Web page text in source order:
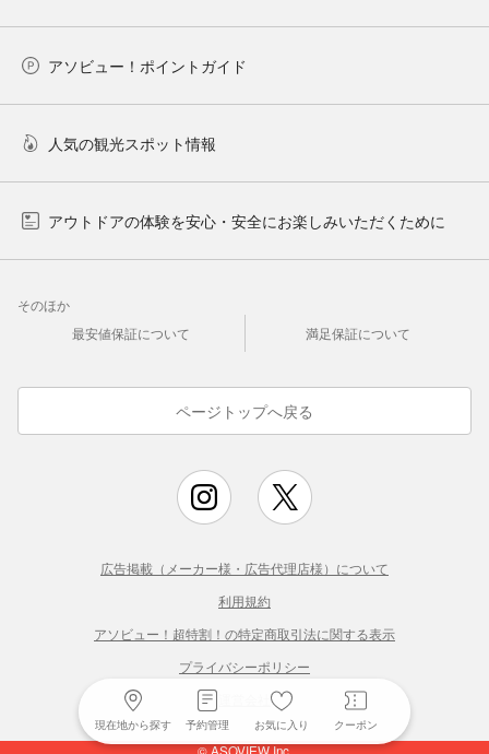
現在地から探す 予約管理 お気に入り クーポン
アソビュー！ポイントガイド
人気の観光スポット情報
アウトドアの体験を安心・安全にお楽しみいただくために
そのほか
最安値保証について
満足保証について
ページトップへ戻る
広告掲載（メーカー様・広告代理店様）について
利用規約
アソビュー！超特割！の特定商取引法に関する表示
プライバシーポリシー